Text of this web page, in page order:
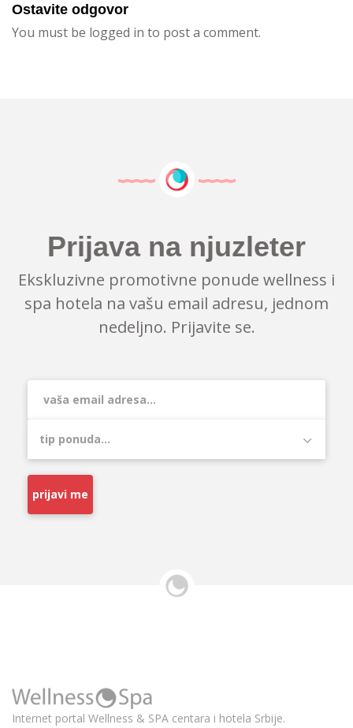
Ostavite odgovor
You must be logged in to post a comment.
Prijava na njuzleter
Ekskluzivne promotivne ponude wellness i
spa hotela na vašu email adresu, jednom
nedeljno. Prijavite se.
prijavi me
Internet portal Wellness & SPA centara i hotela Srbije.